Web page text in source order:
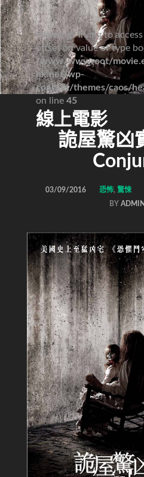
Warning: Trying to
offset on value of type
/www/wwwroot/
hk.net/wp-
content/themes/caos/
on line 45
線上電影
詭屋驚凶
03/09/2016 恐怖, 驚悚
BYADMIN